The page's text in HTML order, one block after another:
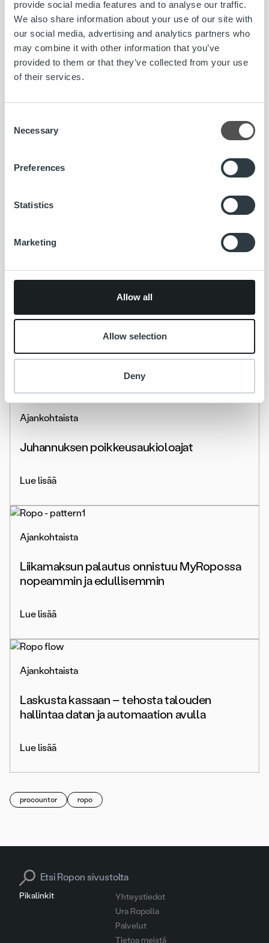
provide social media features and to analyse our traffic.
We also share information about your use of our site with
our social media, advertising and analytics partners who
may combine it with other information that you’ve
provided to them or that they’ve collected from your use
of their services.
Selection
Necessary
Preferences
Statistics
Marketing
Allow all
Allow selection
Deny
Procountor
on sähköinen taloushallinnon ohjelmisto, josta
löytyy monipuoliset työkalut kirjanpitoon, laskutukseen,
palkanlaskentaan ja raportointiin. Jo yli 90 000 yritystä ja 1
300 tilitoimistoa luottaa Procountoriin. Pilvipalveluna
tehostaa talousprosessejaan sekä hallita talouttaan
helppokäyttöisen ja intuitiivisen kokemuksen, joka
helpottaa liiketoiminnan hallintaa ja kasvua. Ohjelmasta
löytyy yli tuhat integraatiota ja ekosysteemi tarjoaa
lisäpalvelut moneen tarpeeseen.
www.procountor.fi
Yksi alusta, sujuva vuokravalvonta – SATO
Lue lisää
Ajankohtaista
Juhannuksen poikkeusaukioloajat
Lue lisää
Ajankohtaista
Liikamaksun palautus onnistuu MyRopossa
nopeammin ja edullisemmin
Lue lisää
Ajankohtaista
Laskusta kassaan – tehosta talouden
hallintaa datan ja automaation avulla
Lue lisää
procountor ropo
Pikalinkit
Yhteystiedot
Ura Ropolla
Palvelut
Tietoa meistä
Search for: